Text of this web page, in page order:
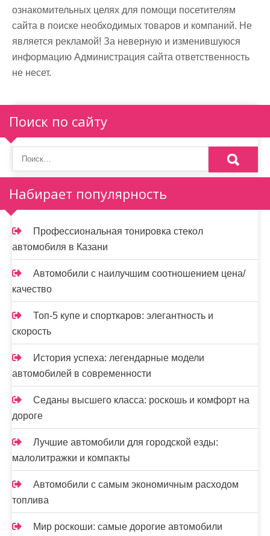
ознакомительных целях для помощи посетителям
сайта в поиске необходимых товаров и компаний. Не
является рекламой! За неверную и изменившуюся
информацию Администрация сайта ответственность
не несет.
Поиск по сайту
Набирает популярность
Профессиональная тонировка стекол
автомобиля в Казани
Автомобили с наилучшим соотношением цена/
качество
Топ-5 купе и спорткаров: элегантность и
скорость
История успеха: легендарные модели
автомобилей в современности
Седаны высшего класса: роскошь и комфорт на
дороге
Лучшие автомобили для городской езды:
малолитражки и компакты
Автомобили с самым экономичным расходом
топлива
Мир роскоши: самые дорогие автомобили